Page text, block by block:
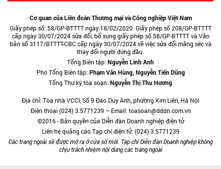
Cơ quan của Liên đoàn Thương mại và Công nghiệp Việt Nam
Giấy phép số: 58/GP-BTTTT ngày 18/02/2020. Giấy phép số 208/GP-BTTTT
cấp ngày 30/07/2024 sửa đổi, bổ sung giấy phép số 58/GP-BTTTT và Văn
bản số 3117/BTTTT-CBC cấp ngày 30/07/2024 về việc sửa đổi măng séc và
thay đổi người đứng đầu.
Tổng Biên tập:Nguyễn Linh Anh
Phó Tổng Biên tập:Phạm Văn Hùng, Nguyễn Tiến Dũng
Tổng Thư ký tòa soạn:Nguyễn Thị Thu Hương
Địa chỉ: Tòa nhà VCCI, Số 9 Đào Duy Anh, phường Kim Liên, Hà Nội
Điện thoại (024) 3.5771239 – Email: toasoan@dddn.com.vn
©2016 - Bản quyền của Diễn đàn Doanh nghiệp điện tử
Liên hệ quảng cáo Tạp chí điện tử: (024) 3.5771239
Các trang ngoài sẽ được mở ra ở cửa sổ mới. Tạp chí Diễn đàn Doanh nghiệp không
chịu trách nhiệm nội dung các trang ngoài